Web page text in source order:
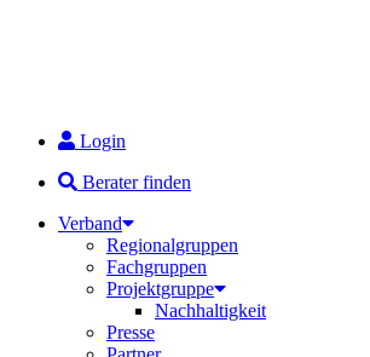
Login
Berater finden
Verband
Regionalgruppen
Fachgruppen
Projektgruppe
Nachhaltigkeit
Presse